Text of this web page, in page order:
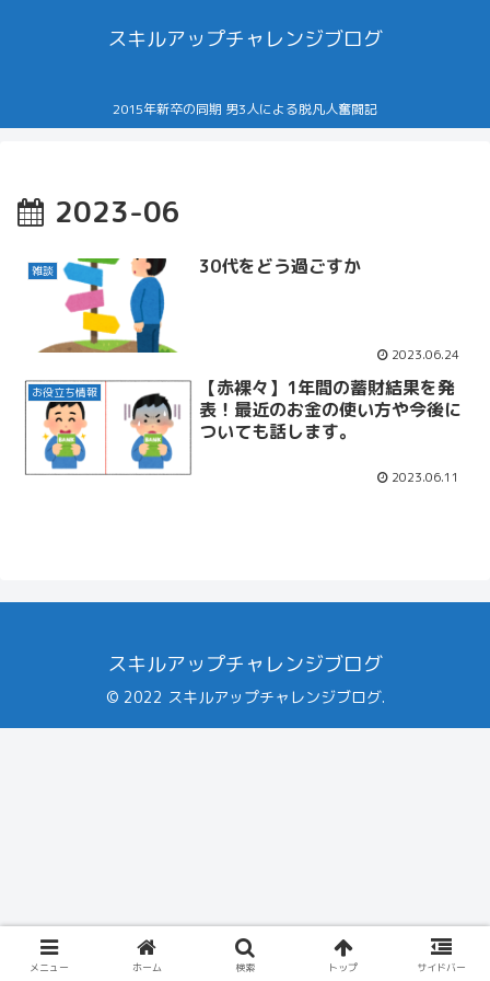
スキルアップチャレンジブログ
2015年新卒の同期 男3人による脱凡人奮闘記
2023-06
雑談 30代をどう過ごすか
2023.06.24
お役立ち情報
【赤裸々】1年間の蓄財結果を発
表！最近のお金の使い方や今後に
ついても話します。
2023.06.11
スキルアップチャレンジブログ
© 2022 スキルアップチャレンジブログ.
メニュー ホーム 検索 トップ サイドバー